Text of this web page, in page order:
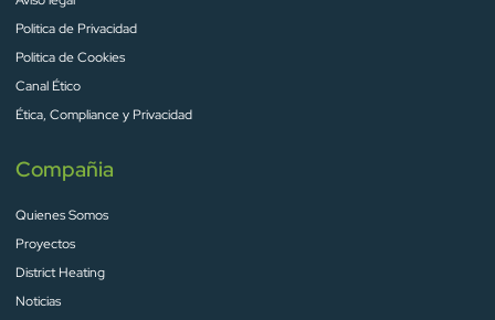
Politica de Privacidad
Politica de Cookies
Canal Ético
Ética, Compliance y Privacidad
Compañia
Quienes Somos
Proyectos
District Heating
Noticias